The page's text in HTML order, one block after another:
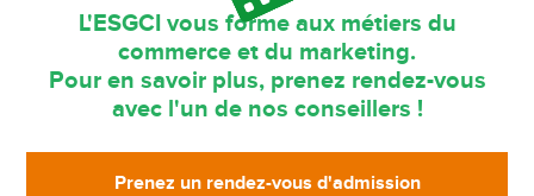
L'ESGCI vous forme aux métiers du
commerce et du marketing.
Pour en savoir plus, prenez rendez-vous
avec l'un de nos conseillers !
Prenez un rendez-vous d'admission